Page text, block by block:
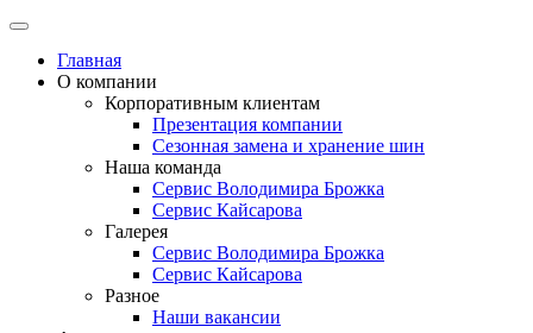
Главная
О компании
Корпоративным клиентам
Презентация компании
Сезонная замена и хранение шин
Наша команда
Сервис Володимира Брожка
Сервис Кайсарова
Галерея
Сервис Володимира Брожка
Сервис Кайсарова
Разное
Наши вакансии